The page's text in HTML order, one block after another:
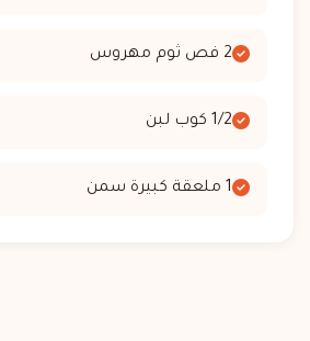
2 فص ثوم مهروس
1/2 كوب لبن
1 ملعقة كبيرة سمن